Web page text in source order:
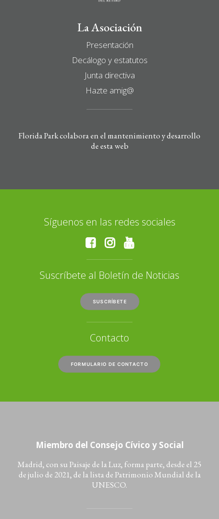
La Asociación
Presentación
Decálogo y estatutos
Junta directiva
Hazte amig@
Florida Park colabora en el mantenimiento y desarrollo
de esta web
Síguenos en las redes sociales
Suscríbete al Boletín de Noticias
SUSCRÍBETE
Contacto
FORMULARIO DE CONTACTO
Miembro del Consejo Cívico y Social
Madrid, con su Paisaje de la Luz, forma parte, desde el 25
de julio de 2021, de la lista de Patrimonio Mundial de la
UNESCO.